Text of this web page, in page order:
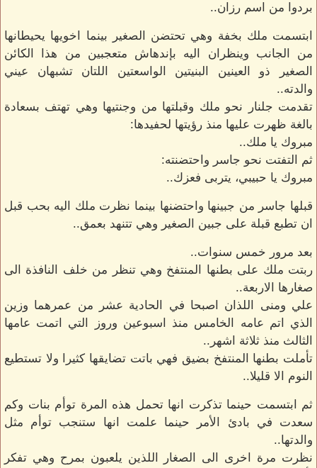
بردوا من اسم رزان..
ابتسمت ملك بخفة وهي تحتضن الصغير بينما اخويها يحيطانها
من الجانب وينظران اليه بإندهاش متعجبين من هذا الكائن
الصغير ذو العينين البنيتين الواسعتين اللتان تشبهان عيني
والدته..
تقدمت جلنار نحو ملك وقبلتها من وجنتيها وهي تهتف بسعادة
بالغة ظهرت عليها منذ رؤيتها لحفيدها:
مبروك يا ملك..
ثم التفتت نحو جاسر واحتضنته:
مبروك يا حبيبي، يتربى فعزك..
قبلها جاسر من جبينها واحتضنها بينما نظرت ملك اليه بحب قبل
ان تطبع قبلة على جبين الصغير وهي تتنهد بعمق..
بعد مرور خمس سنوات..
ربتت ملك على بطنها المنتفخ وهي تنظر من خلف النافذة الى
صغارها الاربعة..
علي ومنى اللذان اصبحا في الحادية عشر من عمرهما وزين
الذي اتم عامه الخامس منذ اسبوعين وروز التي اتمت عامها
الثالث منذ ثلاثة اشهر..
تأملت بطنها المنتفخ بضيق فهي باتت تضايقها كثيرا ولا تستطيع
النوم الا قليلا..
ثم ابتسمت حينما تذكرت انها تحمل هذه المرة توأم بنات وكم
سعدت في بادئ الأمر حينما علمت انها ستنجب توأم مثل
والدتها..
نظرت مرة اخرى الى الصغار اللذين يلعبون بمرح وهي تفكر